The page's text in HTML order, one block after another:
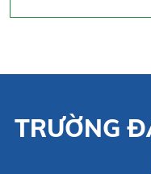
TRƯỜNG